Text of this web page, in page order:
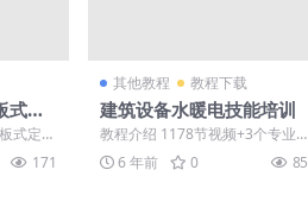
式定
式定制
正文:
171
其他教程 教程下载
建筑设备水暖电技能培训
教程介绍 1178节视频+3个专业
全面学习，讲解电气设计、电气
施工、规范解读、采...
6 年前 0 85